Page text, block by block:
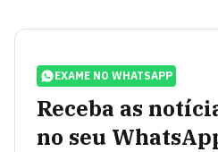
EXAME NO WHATSAPP
Receba as
no seu